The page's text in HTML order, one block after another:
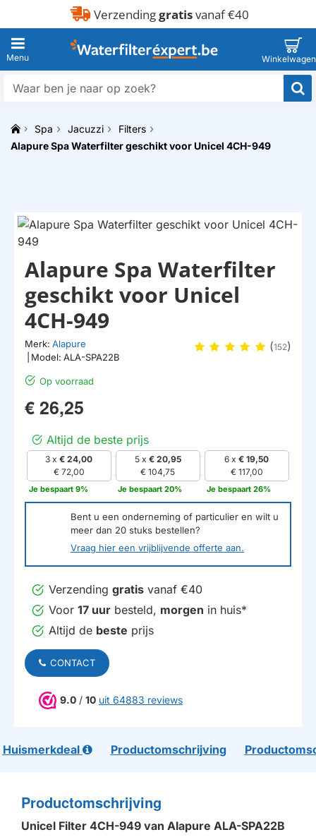
Verzendinggratisvanaf €40
Waar
naar
oph
Spa Jacuzzi
Filters
Alapure Spa Waterfilter geschikt voor Unicel 4CH-949
HUISMERK
Op voorraad
Alapure Spa Waterfilter
geschikt voor Unicel
4CH-949
Merk: Alapure
Model: ALA-SPA22B
(152)
€ 26,25
Altijd de beste prijs
3 x€ 24,00
€ 72,00
Je bespaart 9%
5 x € 20,95
€ 104,75
Je bespaart 20%
6 x€ 19,50
€ 117,00
Je bespaart 26%
Bent u een onderneming of particulier en wilt u
meer dan 20 stuks bestellen?
Vraag hier een vrijblijvende offerte aan.
Verzending gratis vanaf €40
Voor 17 uur besteld, morgen in huis*
Altijd de beste prijs
CONTACT
9.0 / 10 uit 64883 reviews
Huismerkdeal Productomschrijving
Productomschrijving
Unicel Filter 4CH-949 van Alapure ALA-SPA22B